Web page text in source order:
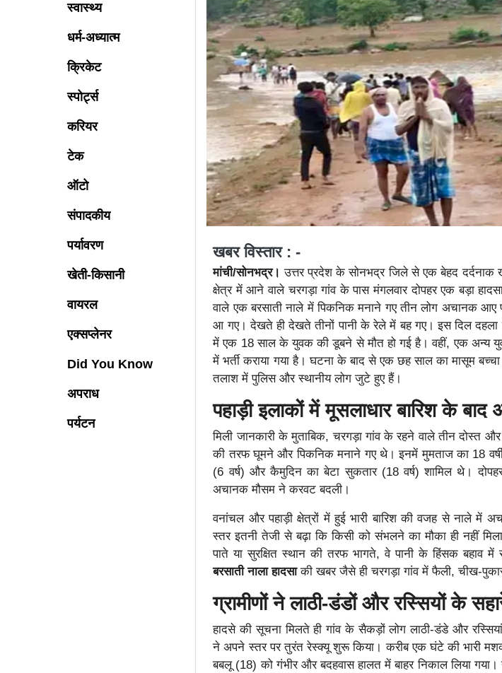
स्वास्थ्य
धर्म-अध्यात्म
क्रिकेट
स्पोर्ट्स
करियर
टेक
ऑटो
संपादकीय
पर्यावरण
खेती-किसानी
वायरल
एक्सप्लेनर
Did You Know
अपराध
पर्यटन
खबर विस्तार : -
मांची/सोनभद्र। उत्तर प्रदेश के सोनभद्र जिले से एक बेहद दर्दनाक
क्षेत्र में आने वाले चरगड़ा गांव के पास मंगलवार दोपहर एक बड़ा
वाले एक बरसाती नाले में पिकनिक मनाने गए तीन लोग अचानक
आ गए। देखते ही देखते तीनों पानी के रेले में बह गए। इस दिल
में एक 18 साल के युवक की डूबने से मौत हो गई है। वहीं, एक अन्य
में भर्ती कराया गया है। घटना के बाद से एक छह साल का मासूम बच्चा
तलाश में पुलिस और स्थानीय लोग जुटे हुए हैं।
पहाड़ी इलाकों में मूसलाधार बारिश के
मिली जानकारी के मुताबिक, चरगड़ा गांव के रहने वाले तीन दोस्त और
की तरफ घूमने और पिकनिक मनाने गए थे। इनमें मुमताज का 18
(6 वर्ष) और कैमुदिन का बेटा सुकतार (18 वर्ष) शामिल थे।
अचानक मौसम ने करवट बदली।
वनांचल और पहाड़ी क्षेत्रों में हुई भारी बारिश की वजह से नाले में
स्तर इतनी तेजी से बढ़ा कि किसी को संभलने का मौका ही नहीं
पाते या सुरक्षित स्थान की तरफ भागते, वे पानी के हिंसक
बरसाती नाला हादसाकी खबर जैसे ही चरगड़ा गांव में फैली, चीख-
ग्रामीणों ने लाठी-डंडों और रस्सियों के
हादसे की सूचना मिलते ही गांव के सैकड़ों लोग लाठी-डंडे और
ने अपने स्तर पर तुरंत रेस्क्यू शुरू किया। करीब एक घंटे की भारी
बबलू (18) को गंभीर और बदहवास हालत में बाहर निकाल लिया